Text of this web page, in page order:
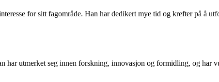
for sitt fagområde. Han har dedikert mye tid og krefter på å
har utmerket seg innen forskning, innovasjon og formidling, og har